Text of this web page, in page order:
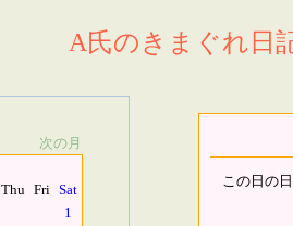
A氏のきまぐれ日
次の月
Thu Fri Sat
1
この日の